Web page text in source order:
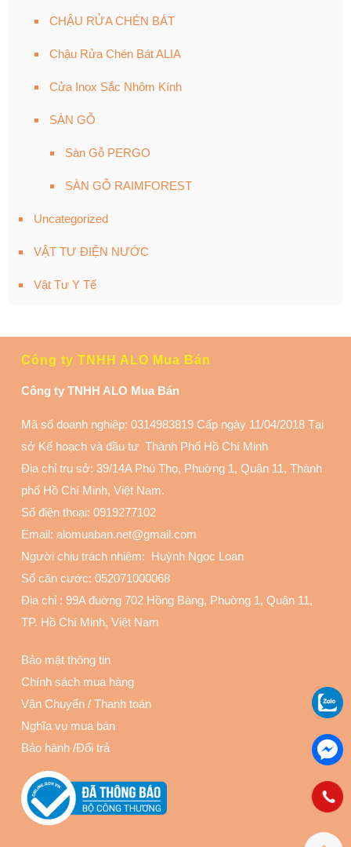
CHẬU RỬA CHÉN BÁT
Chậu Rửa Chén Bát ALIA
Cửa Inox Sắc Nhôm Kính
SÀN GỖ
Sàn Gỗ PERGO
SÀN GỖ RAIMFOREST
Uncategorized
VẬT TƯ ĐIỆN NƯỚC
Vật Tư Y Tế
Công ty TNHH ALO Mua Bán
Công ty TNHH ALO Mua Bán
Mã số doanh nghiệp: 0314983819 Cấp ngày 11/04/2018 Tại
sở Kế hoạch và đầu tư Thành Phố Hồ Chí Minh
Địa chỉ trụ sở: 39/14A Phú Thọ, Phuờng 1, Quận 11, Thành
phố Hồ Chí Minh, Việt Nam.
Số điện thoại: 0919277102
Email: alomuaban.net@gmail.com
Người chịu trách nhiệm: Huỳnh Ngọc Loan
Số căn cước: 052071000068
Địa chỉ : 99A đuờng 702 Hồng Bàng, Phuờng 1, Quận 11,
TP. Hồ Chí Minh, Việt Nam
Bảo mật thông tin
Chính sách mua hàng
Vận Chuyển / Thanh toán
Nghĩa vụ mua bán
Bảo hành /Đổi trả